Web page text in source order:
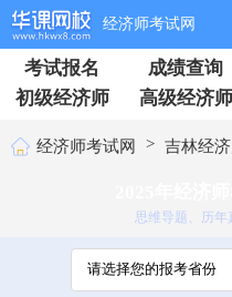
经济师考试网
考试报名 成绩查询
初级经济师
高级经济师
经济师考试网 > 吉林经
思维导题、历